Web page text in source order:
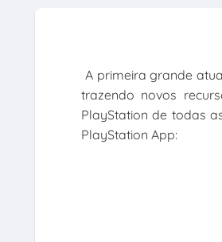
A primeira grande
trazendo novos
PlayStation de todas
PlayStation App: